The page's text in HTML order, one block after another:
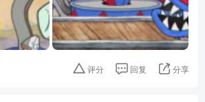
评分 回复 分享